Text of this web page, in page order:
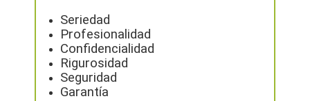
Seriedad
Profesionalidad
Confidencialidad
Rigurosidad
Seguridad
Garantía